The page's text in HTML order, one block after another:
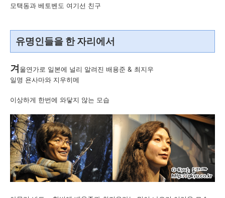
모택동과 베토벤도 여기선 친구
유명인들을 한 자리에서
겨 울연가로 일본에 널리 알려진 배용준 & 최지우
일명 욘사마와 지우히메
이상하게 한번에 와닿지 않는 모습